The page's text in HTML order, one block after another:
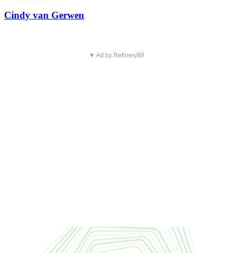
Cindy van Gerwen
▼ Ad by Refinery89